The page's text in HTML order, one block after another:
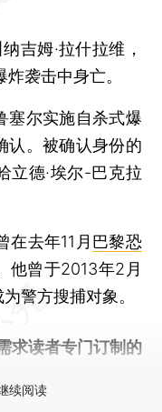
姆·拉什拉维，
袭击中身亡。
尔实施自杀式爆
认。被确认身份的
立德·埃尔-巴克拉
去年11月 巴黎恐
他曾于2013年2月
警方搜捕对象。
求读者专门订制的
续阅读